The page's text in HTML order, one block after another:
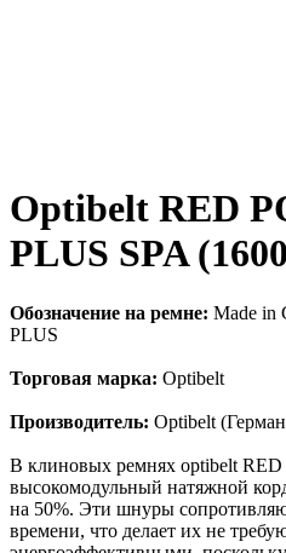
Optibelt RED
PLUS SPA
Обозначение на ремне: Made in
PLUS
Торговая марка: Optibelt
Производитель: Optibelt
В клиновых ремнях optibelt RED
высокомодульный натяжной
на 50%. Эти шнуры
времени, что делает их не